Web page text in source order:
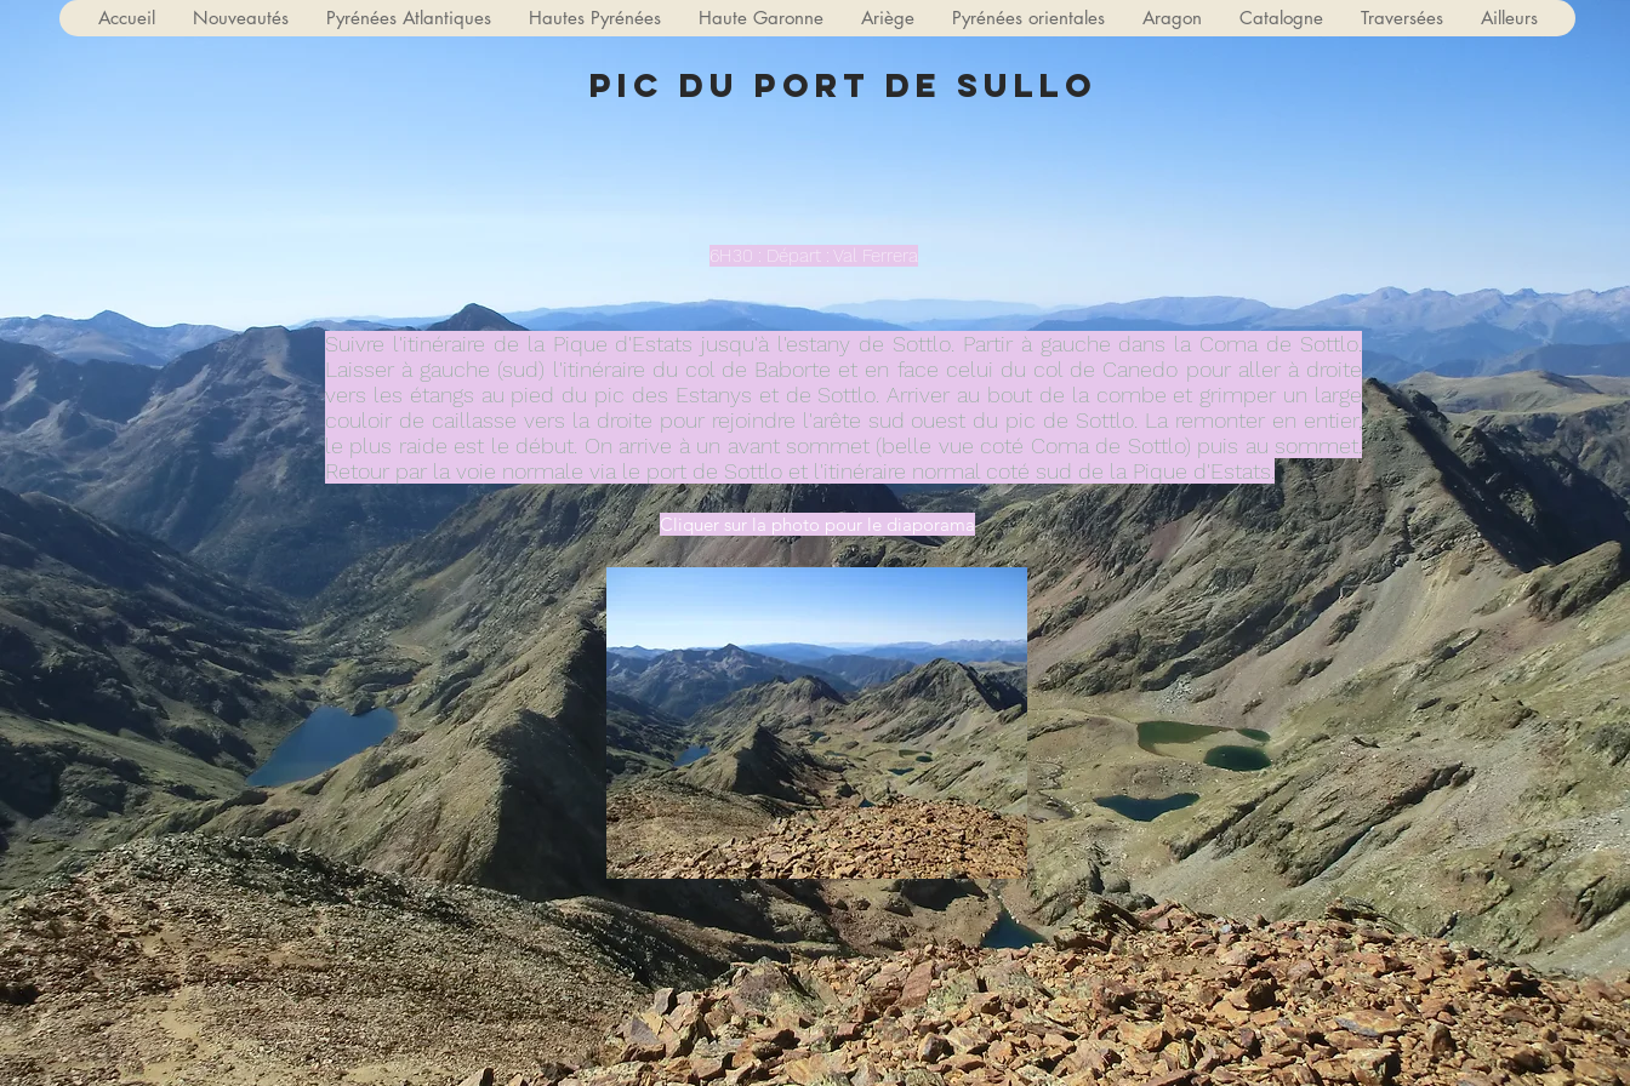
Accueil Nouveautés Pyrénées Atlantiques Hautes Pyrénées Haute Garonne Ariège Pyrénées orientales Aragon Catalogne Traversées Ailleurs
Pic du port de Sullo
6H30 : Départ : Val Ferrera
Suivre l'itinéraire de la Pique d'Estats jusqu'à l'estany de Sottlo. Partir à gauche dans la Coma de Sottlo.
Laisser à gauche (sud) l'itinéraire du col de Baborte et en face celui du col de Canedo pour aller à droite
vers les étangs au pied du pic des Estanys et de Sottlo. Arriver au bout de la combe et grimper un large
couloir de caillasse vers la droite pour rejoindre l'arête sud ouest du pic de Sottlo. La remonter en entier,
le plus raide est le début. On arrive à un avant sommet (belle vue coté Coma de Sottlo) puis au sommet.
Retour par la voie normale via le port de Sottlo et l'itinéraire normal coté sud de la Pique d'Estats.
Cliquer sur la photo pour le diaporama